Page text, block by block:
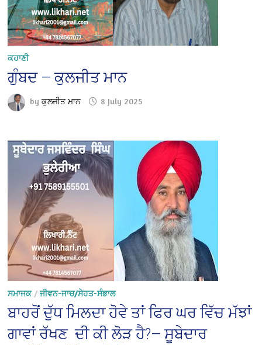
ਕਹਾਣੀ
ਗੁੰਬਦ — ਕੁਲਜੀਤ ਮਾਨ
byਕੁਲਜੀਤ ਮਾਨ 8 July 2025
ਸਮਾਜਕ/ਜੀਵਨ-ਜਾਚ/ਸੇਹਤ-ਸੰਭਾਲ
ਬਾਹਰੋਂ ਦੁੱਧ ਮਿਲਦਾ ਹੋਵੇ ਤਾਂ ਫਿਰ ਘਰ ਵਿੱਚ ਮੱਝਾਂ
ਗਾਵਾਂ ਰੱਖਣ ਦੀ ਕੀ ਲੋੜ ਹੈ?— ਸੂਬੇਦਾਰ